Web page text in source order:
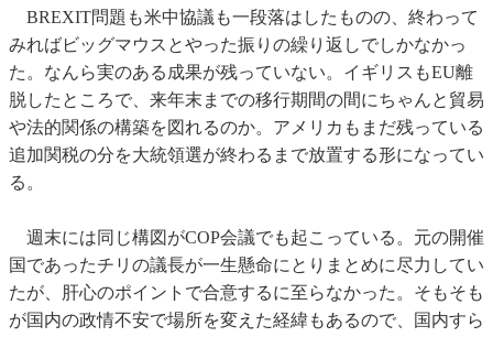
BREXIT問題も米中協議も一段落はしたものの、終わって
みればビッグマウスとやった振りの繰り返しでしかなかっ
た。なんら実のある成果が残っていない。イギリスもEU離
脱したところで、来年末までの移行期間の間にちゃんと貿易
や法的関係の構築を図れるのか。アメリカもまだ残っている
追加関税の分を大統領選が終わるまで放置する形になってい
る。
週末には同じ構図がCOP会議でも起こっている。元の開催
国であったチリの議長が一生懸命にとりまとめに尽力してい
たが、肝心のポイントで合意するに至らなかった。そもそも
が国内の政情不安で場所を変えた経緯もあるので、国内すら